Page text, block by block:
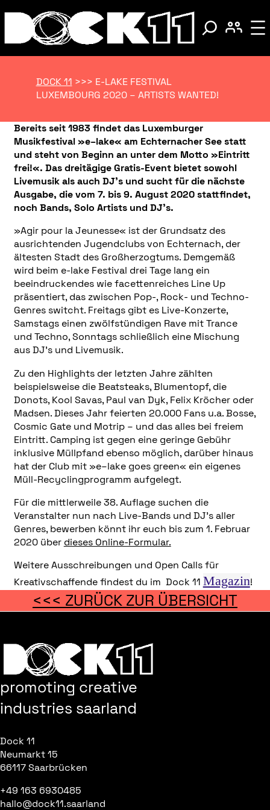
DOCK 11 >>> E-LAKE FESTIVAL
LUXEMBOURG 2020 – ARTISTS WANTED!
Bereits seit 1983 findet das Luxemburger
Musikfestival »e–lake« am Echternacher See statt
und steht von Beginn an unter dem Motto »Eintritt
frei!«. Das dreitägige Gratis-Event bietet sowohl
Livemusik als auch DJ’s und sucht für die nächste
Ausgabe, die vom 7. bis 9. August 2020 stattfindet,
noch Bands, Solo Artists und DJ’s.
»Agir pour la Jeunesse« ist der Grundsatz des
ausrichtenden Jugendclubs von Echternach, der
ältesten Stadt des Großherzogtums. Demgemäß
wird beim e-lake Festival drei Tage lang ein
beeindruckendes wie facettenreiches Line Up
präsentiert, das zwischen Pop-, Rock- und Techno-
Genres switcht. Freitags gibt es Live-Konzerte,
Samstags einen zwölfstündigen Rave mit Trance
und Techno, Sonntags schließlich eine Mischung
aus DJ’s und Livemusik.
Zu den Highlights der letzten Jahre zählten
beispielsweise die Beatsteaks, Blumentopf, die
Donots, Kool Savas, Paul van Dyk, Felix Kröcher oder
Madsen. Dieses Jahr feierten 20.000 Fans u.a. Bosse,
Cosmic Gate und Motrip – und das alles bei freiem
Eintritt. Camping ist gegen eine geringe Gebühr
inklusive Müllpfand ebenso möglich, darüber hinaus
hat der Club mit »e–lake goes green« ein eigenes
Müll-Recyclingprogramm aufgelegt.
Für die mittlerweile 38. Auflage suchen die
Veranstalter nun nach Live-Bands und DJ’s aller
Genres, bewerben könnt ihr euch bis zum 1. Februar
2020 über dieses Online-Formular.
Weitere Ausschreibungen und Open Calls für
Kreativschaffende findest du im Dock 11 Magazin!
<<< ZURÜCK ZUR ÜBERSICHT
promoting creative
industries saarland
Dock 11
Neumarkt 15
66117 Saarbrücken
+49 163 6930485
hallo@dock11.saarland